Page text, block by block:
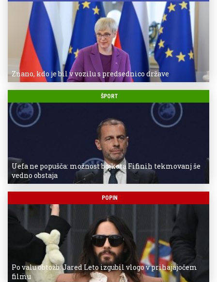
Znano, kdo je bil v vozilu s predsednico države
ŠPORT
Uefa ne popušča: možnost bojkota Fifinih tekmovanj še
vedno obstaja
POPIN
Po valu obtožb: Jared Leto izgubil vlogo v prihajajočem
filmu